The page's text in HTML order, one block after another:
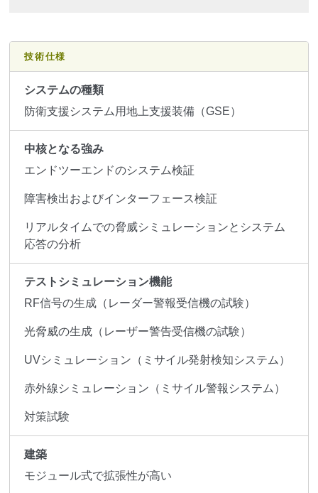
技術仕様
システムの種類
防衛支援システム用地上支援装備（GSE）
中核となる強み
エンドツーエンドのシステム検証
障害検出およびインターフェース検証
リアルタイムでの脅威シミュレーションとシステム
応答の分析
テストシミュレーション機能
RF信号の生成（レーダー警報受信機の試験）
光脅威の生成（レーザー警告受信機の試験）
UVシミュレーション（ミサイル発射検知システム）
赤外線シミュレーション（ミサイル警報システム）
対策試験
建築
モジュール式で拡張性が高い